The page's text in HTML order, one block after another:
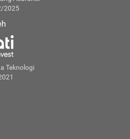
2025
Teknologi